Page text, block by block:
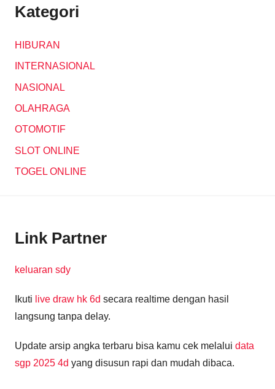
Kategori
HIBURAN
INTERNASIONAL
NASIONAL
OLAHRAGA
OTOMOTIF
SLOT ONLINE
TOGEL ONLINE
Link Partner
keluaran sdy
Ikuti live draw hk 6d secara realtime dengan hasil
langsung tanpa delay.
Update arsip angka terbaru bisa kamu cek melalui data
sgp 2025 4d yang disusun rapi dan mudah dibaca.